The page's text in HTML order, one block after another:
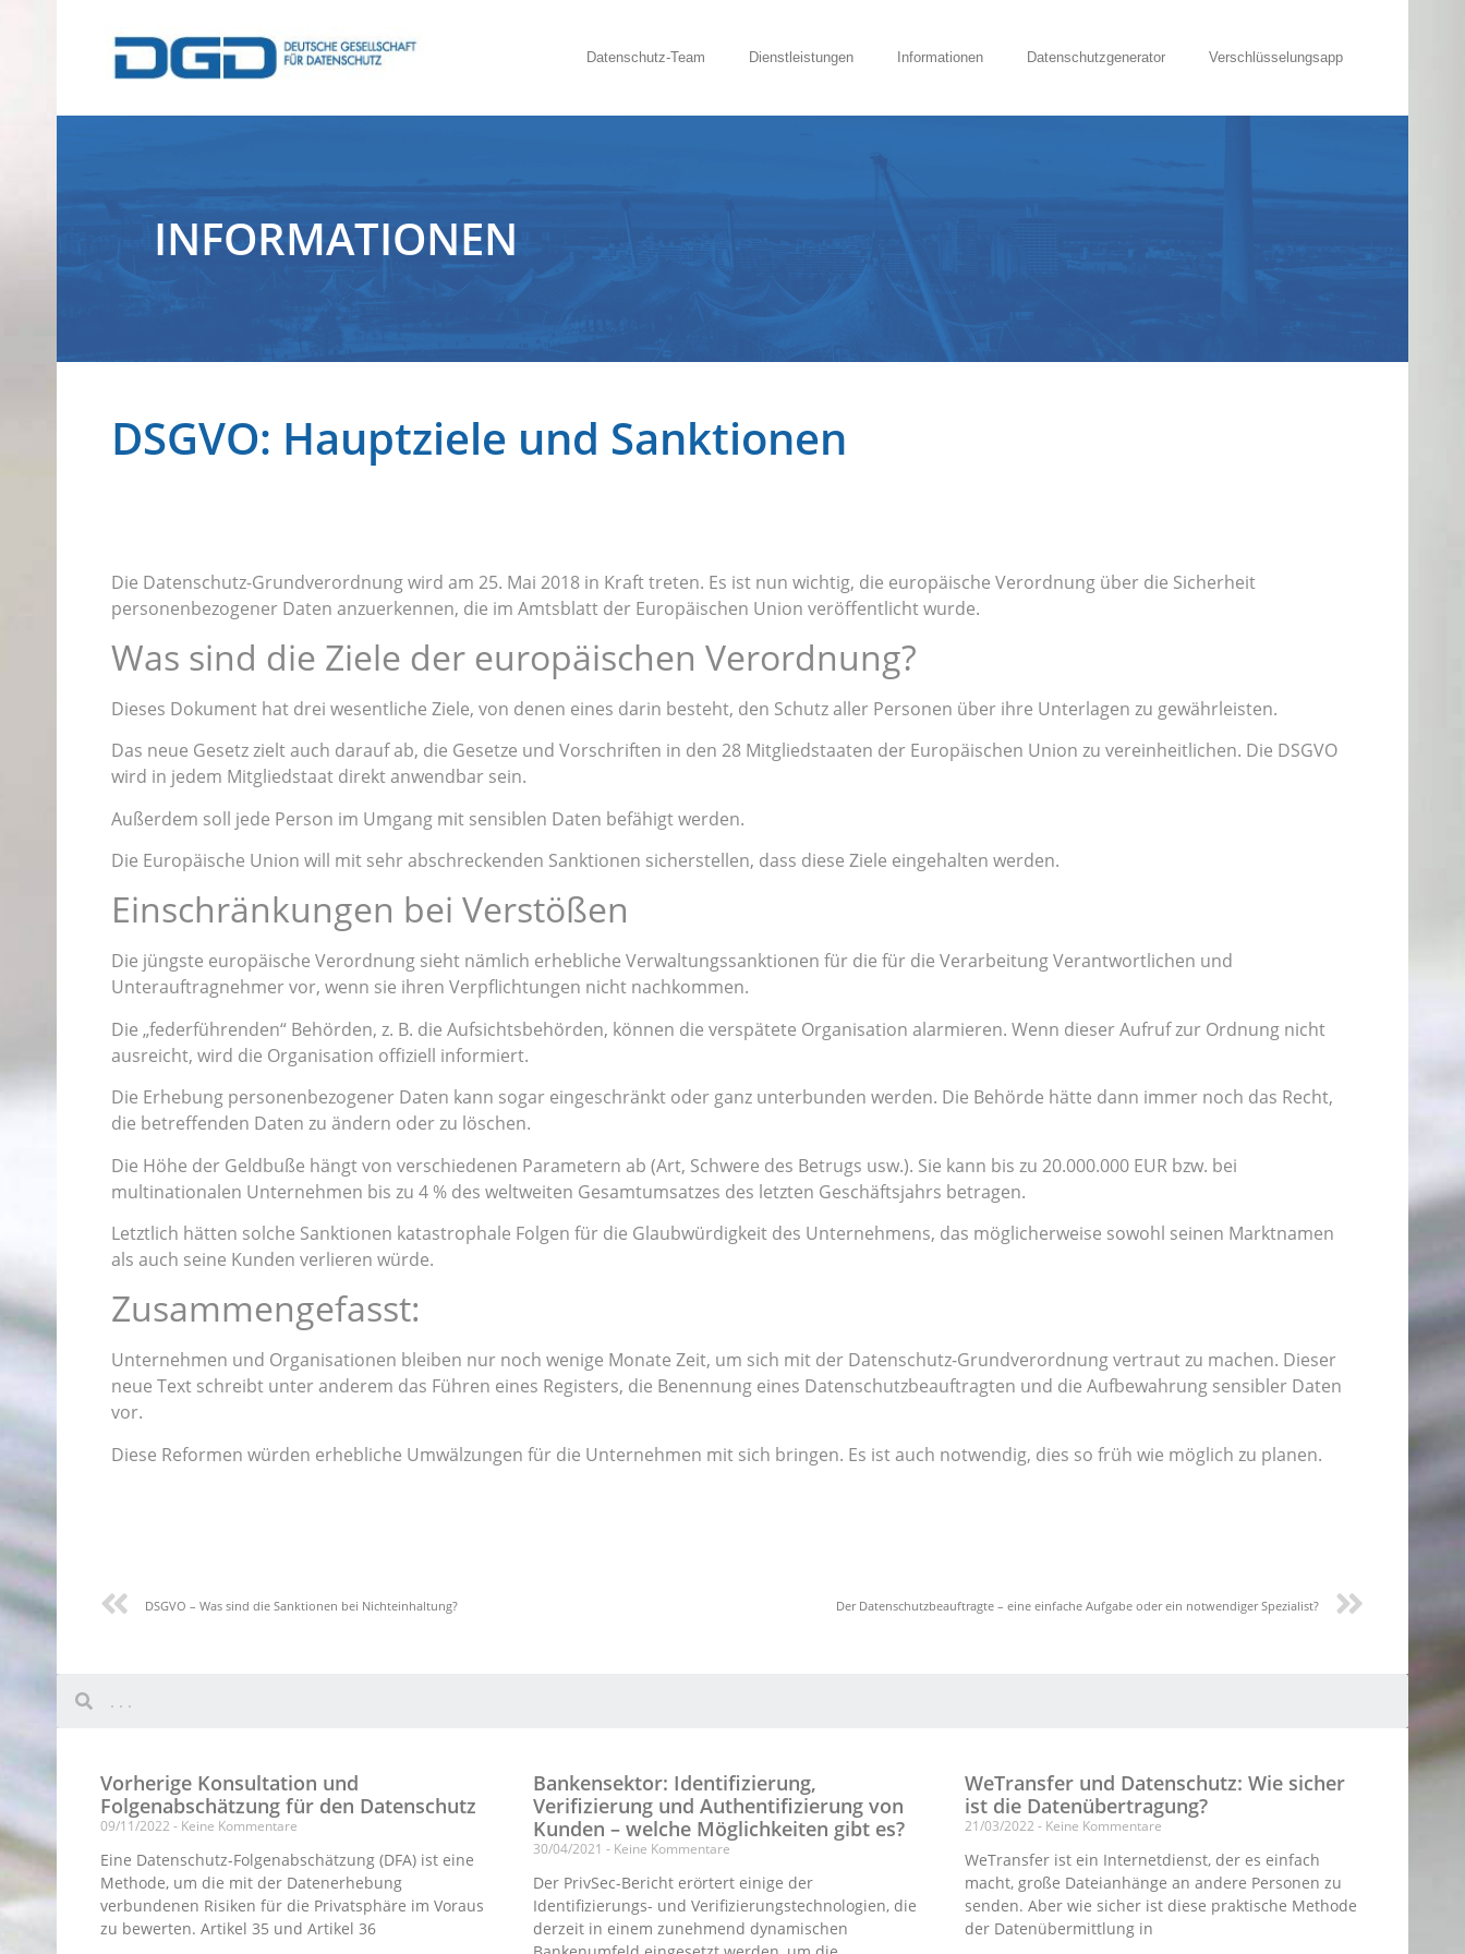
Datenschutz-Team Dienstleistungen Informationen Datenschutzgenerator Verschlüsselungsapp
INFORMATIONEN
DSGVO: Hauptziele und Sanktionen
Die Datenschutz-Grundverordnung wird am 25. Mai 2018 in Kraft treten. Es ist nun wichtig, die europäische Verordnung über die Sicherheit
personenbezogener Daten anzuerkennen, die im Amtsblatt der Europäischen Union veröffentlicht wurde.
Was sind die Ziele der europäischen Verordnung?
Dieses Dokument hat drei wesentliche Ziele, von denen eines darin besteht, den Schutz aller Personen über ihre Unterlagen zu gewährleisten.
Das neue Gesetz zielt auch darauf ab, die Gesetze und Vorschriften in den 28 Mitgliedstaaten der Europäischen Union zu vereinheitlichen. Die DSGVO
wird in jedem Mitgliedstaat direkt anwendbar sein.
Außerdem soll jede Person im Umgang mit sensiblen Daten befähigt werden.
Die Europäische Union will mit sehr abschreckenden Sanktionen sicherstellen, dass diese Ziele eingehalten werden.
Einschränkungen bei Verstößen
Die jüngste europäische Verordnung sieht nämlich erhebliche Verwaltungssanktionen für die für die Verarbeitung Verantwortlichen und
Unterauftragnehmer vor, wenn sie ihren Verpflichtungen nicht nachkommen.
Die „federführenden“ Behörden, z. B. die Aufsichtsbehörden, können die verspätete Organisation alarmieren. Wenn dieser Aufruf zur Ordnung nicht
ausreicht, wird die Organisation offiziell informiert.
Die Erhebung personenbezogener Daten kann sogar eingeschränkt oder ganz unterbunden werden. Die Behörde hätte dann immer noch das Recht,
die betreffenden Daten zu ändern oder zu löschen.
Die Höhe der Geldbuße hängt von verschiedenen Parametern ab (Art, Schwere des Betrugs usw.). Sie kann bis zu 20.000.000 EUR bzw. bei
multinationalen Unternehmen bis zu 4 % des weltweiten Gesamtumsatzes des letzten Geschäftsjahrs betragen.
Letztlich hätten solche Sanktionen katastrophale Folgen für die Glaubwürdigkeit des Unternehmens, das möglicherweise sowohl seinen Marktnamen
als auch seine Kunden verlieren würde.
Zusammengefasst:
Unternehmen und Organisationen bleiben nur noch wenige Monate Zeit, um sich mit der Datenschutz-Grundverordnung vertraut zu machen. Dieser
neue Text schreibt unter anderem das Führen eines Registers, die Benennung eines Datenschutzbeauftragten und die Aufbewahrung sensibler Daten
vor.
Diese Reformen würden erhebliche Umwälzungen für die Unternehmen mit sich bringen. Es ist auch notwendig, dies so früh wie möglich zu planen.
DSGVO – Was sind die Sanktionen bei Nichteinhaltung? Der Datenschutzbeauftragte – eine einfache Aufgabe oder ein notwendiger Spezialist?
Vorherige Konsultation und
Folgenabschätzung für den Datenschutz
09/11/2022 Keine Kommentare
Eine Datenschutz-Folgenabschätzung (DFA) ist eine
Methode, um die mit der Datenerhebung
verbundenen Risiken für die Privatsphäre im Voraus
zu bewerten. Artikel 35 und Artikel 36
Bankensektor: Identifizierung,
Verifizierung und Authentifizierung von
Kunden – welche Möglichkeiten gibt es?
30/04/2021 Keine Kommentare
Der PrivSec-Bericht erörtert einige der
Identifizierungs- und Verifizierungstechnologien, die
derzeit in einem zunehmend dynamischen
WeTransfer und Datenschutz: Wie sicher
ist die Datenübertragung?
21/03/2022 Keine Kommentare
WeTransfer ist ein Internetdienst, der es einfach
macht, große Dateianhänge an andere Personen zu
senden. Aber wie sicher ist diese praktische Methode
der Datenübermittlung in